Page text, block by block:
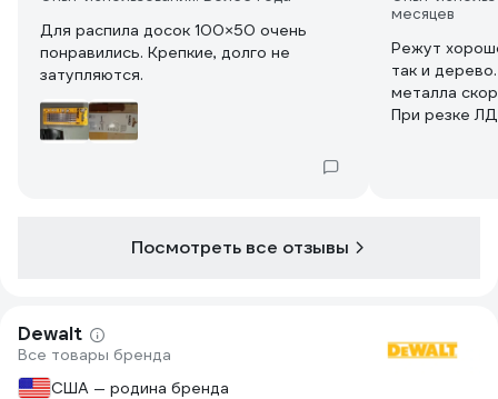
Для распила досок 100×50 очень
понравились. Крепкие, долго не
затупляются.
месяцев
Режут
так и
металла
При резке
Посмотреть все отзывы
Dewalt
Все товары бренда
США — родина бренда